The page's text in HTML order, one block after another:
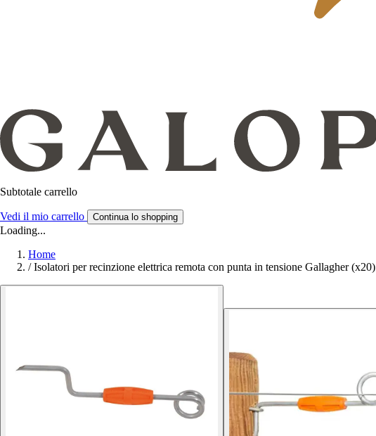
Subtotale carrello
Vedi il mio carrello Continua lo shopping
Loading...
Home
/ Isolatori per recinzione elettrica remota con punta in tensione Gallagher (x20)